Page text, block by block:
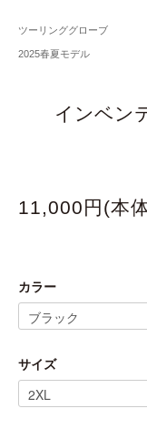
ツーリンググローブ
2025春夏モデル
インベン
11,000円(本
カラー
サイズ